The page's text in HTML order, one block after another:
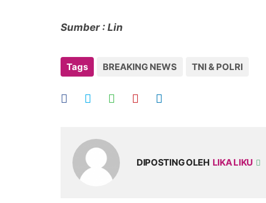
Sumber : Lin
Tags BREAKING NEWS TNI & POLRI
DIPOSTING OLEH LIKA LIKU